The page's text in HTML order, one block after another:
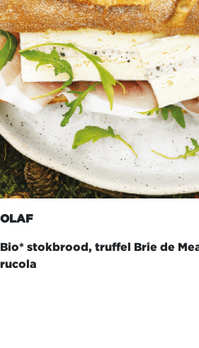
OLAF
Bio* stokbrood, truffel Brie de
rucola